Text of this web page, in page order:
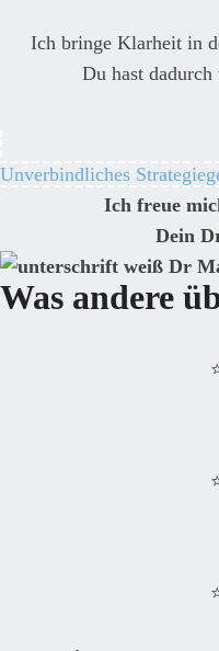
Ich bringe Klarheit in
Du hast
Unverbindliches
Ich freue
Dein
Was andere